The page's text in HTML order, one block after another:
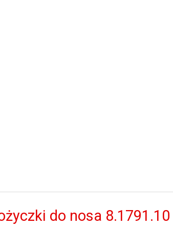
do nosa 8.1791.10